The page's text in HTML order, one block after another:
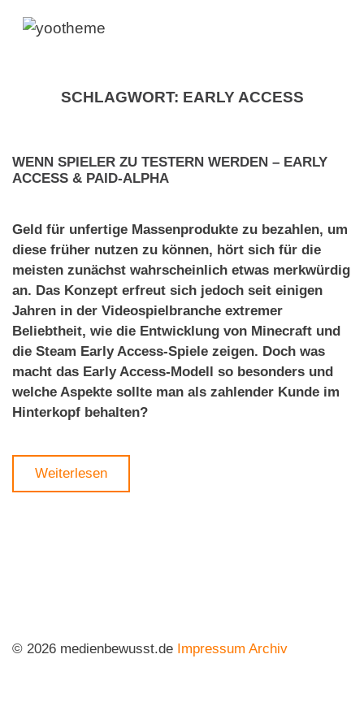
SCHLAGWORT: EARLY ACCESS
WENN SPIELER ZU TESTERN WERDEN – EARLY
ACCESS & PAID-ALPHA
Geld für unfertige Massenprodukte zu bezahlen, um
diese früher nutzen zu können, hört sich für die
meisten zunächst wahrscheinlich etwas merkwürdig
an. Das Konzept erfreut sich jedoch seit einigen
Jahren in der Videospielbranche extremer
Beliebtheit, wie die Entwicklung von Minecraft und
die Steam Early Access-Spiele zeigen. Doch was
macht das Early Access-Modell so besonders und
welche Aspekte sollte man als zahlender Kunde im
Hinterkopf behalten?
Weiterlesen
© 2026 medienbewusst.de Impressum Archiv